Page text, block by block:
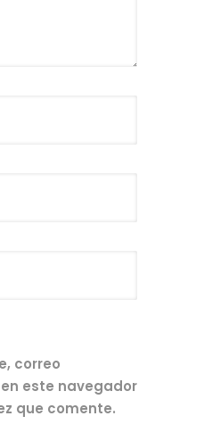
correo
este navegador
que comente.